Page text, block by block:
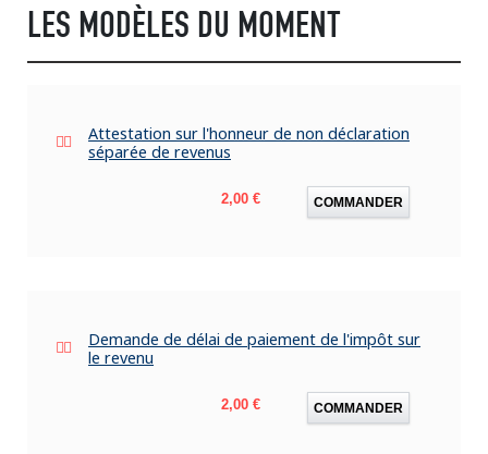
LES MODÈLES DU MOMENT
Attestation sur l'honneur de non déclaration
séparée de revenus
Prix
2,00 € COMMANDER
Demande de délai de paiement de l'impôt sur
le revenu
Prix
2,00 € COMMANDER